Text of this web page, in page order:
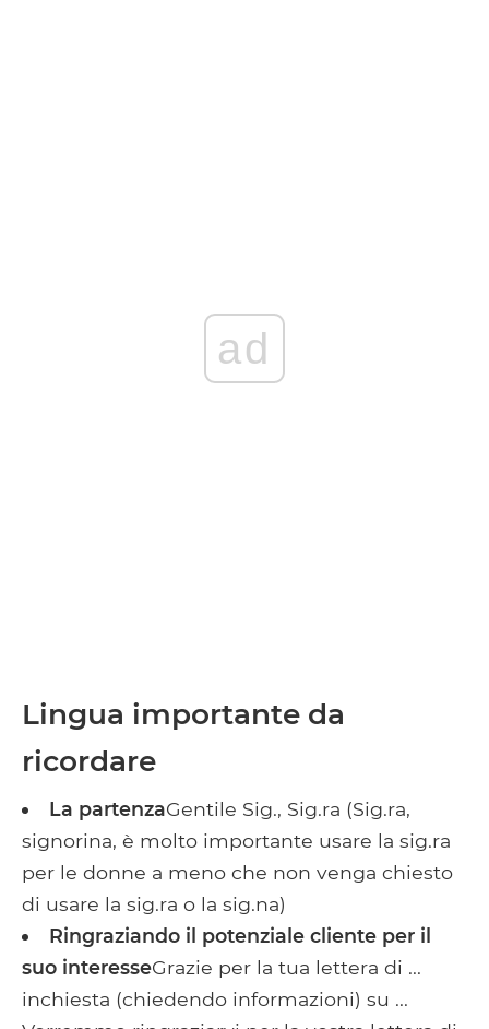
ad
Lingua importante da
ricordare
La partenzaGentile Sig., Sig.ra (Sig.ra,
signorina, è molto importante usare la sig.ra
per le donne a meno che non venga chiesto
di usare la sig.ra o la sig.na)
Ringraziando il potenziale cliente per il
suo interesseGrazie per la tua lettera di ...
inchiesta (chiedendo informazioni) su ...